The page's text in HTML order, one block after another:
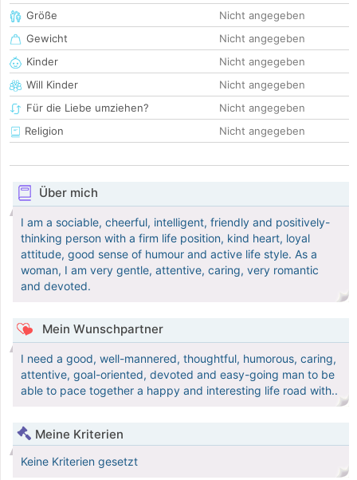
Größe
Nicht angegeben
Gewicht
Nicht angegeben
Kinder
Nicht angegeben
Will Kinder
Nicht angegeben
Für die Liebe umziehen?
Nicht angegeben
Religion
Nicht angegeben
Über mich
I am a sociable, cheerful, intelligent, friendly and positively-
thinking person with a firm life position, kind heart, loyal
attitude, good sense of humour and active life style. As a
woman, I am very gentle, attentive, caring, very romantic
and devoted.
Mein Wunschpartner
I need a good, well-mannered, thoughtful, humorous, caring,
attentive, goal-oriented, devoted and easy-going man to be
able to pace together a happy and interesting life road with..
Meine Kriterien
Keine Kriterien gesetzt